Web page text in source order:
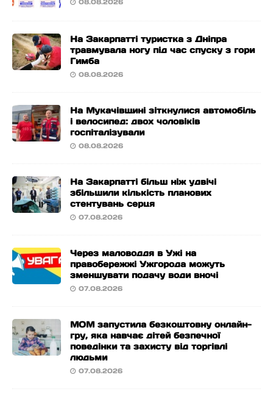
08.08.2026
На Закарпатті туристка з Дніпра
травмувала ногу під час спуску з гори
Гимба
08.08.2026
На Мукачівщині зіткнулися автомобіль
і велосипед: двох чоловіків
госпіталізували
08.08.2026
На Закарпатті більш ніж удвічі
збільшили кількість планових
стентувань серця
07.08.2026
Через маловоддя в Ужі на
правобережжі Ужгорода можуть
зменшувати подачу води вночі
07.08.2026
МОМ запустила безкоштовну онлайн-
гру, яка навчає дітей безпечної
поведінки та захисту від торгівлі
людьми
07.08.2026